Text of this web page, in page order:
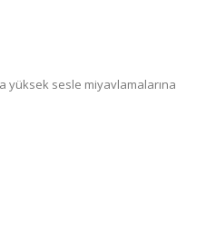
yüksek sesle miyavlamalarına